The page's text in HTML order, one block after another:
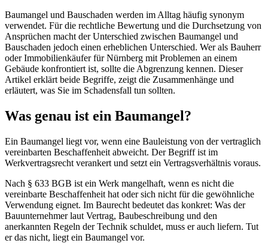
Baumangel und Bauschaden werden im Alltag häufig synonym
verwendet. Für die rechtliche Bewertung und die Durchsetzung von
Ansprüchen macht der Unterschied zwischen Baumangel und
Bauschaden jedoch einen erheblichen Unterschied. Wer als Bauherr
oder Immobilienkäufer für Nürnberg mit Problemen an einem
Gebäude konfrontiert ist, sollte die Abgrenzung kennen. Dieser
Artikel erklärt beide Begriffe, zeigt die Zusammenhänge und
erläutert, was Sie im Schadensfall tun sollten.
Was genau ist ein Baumangel?
Ein Baumangel liegt vor, wenn eine Bauleistung von der vertraglich
vereinbarten Beschaffenheit abweicht. Der Begriff ist im
Werkvertragsrecht verankert und setzt ein Vertragsverhältnis voraus.
Nach § 633 BGB ist ein Werk mangelhaft, wenn es nicht die
vereinbarte Beschaffenheit hat oder sich nicht für die gewöhnliche
Verwendung eignet. Im Baurecht bedeutet das konkret: Was der
Bauunternehmer laut Vertrag, Baubeschreibung und den
anerkannten Regeln der Technik schuldet, muss er auch liefern. Tut
er das nicht, liegt ein Baumangel vor.